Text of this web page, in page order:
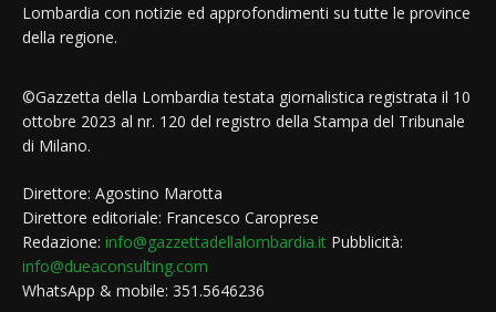
Lombardia con notizie ed approfondimenti su tutte le province
della regione.
©Gazzetta della Lombardia testata giornalistica registrata il 10
ottobre 2023 al nr. 120 del registro della Stampa del Tribunale
di Milano.
Direttore: Agostino Marotta
Direttore editoriale: Francesco Caroprese
Redazione: info@gazzettadellalombardia.it Pubblicità:
info@dueaconsulting.com
WhatsApp & mobile: 351.5646236